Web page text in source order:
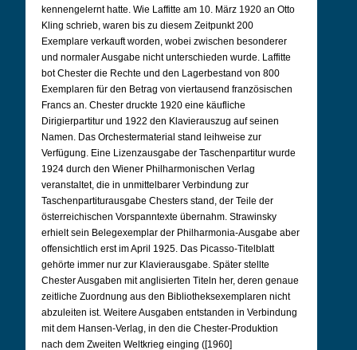
kennengelernt hatte. Wie Laffitte am 10. März 1920 an Otto
Kling schrieb, waren bis zu diesem Zeitpunkt 200
Exemplare verkauft worden, wobei zwischen besonderer
und normaler Ausgabe nicht unterschieden wurde. Laffitte
bot Chester die Rechte und den Lagerbestand von 800
Exemplaren für den Betrag von viertausend französischen
Francs an. Chester druckte 1920 eine käufliche
Dirigierpartitur und 1922 den Klavierauszug auf seinen
Namen. Das Orchestermaterial stand leihweise zur
Verfügung. Eine Lizenzausgabe der Taschenpartitur wurde
1924 durch den Wiener Philharmonischen Verlag
veranstaltet, die in unmittelbarer Verbindung zur
Taschenpartiturausgabe Chesters stand, der Teile der
österreichischen Vorspanntexte übernahm. Strawinsky
erhielt sein Belegexemplar der Philharmonia-Ausgabe aber
offensichtlich erst im April 1925. Das Picasso-Titelblatt
gehörte immer nur zur Klavierausgabe. Später stellte
Chester Ausgaben mit anglisierten Titeln her, deren genaue
zeitliche Zuordnung aus den Bibliotheksexemplaren nicht
abzuleiten ist. Weitere Ausgaben entstanden in Verbindung
mit dem Hansen-Verlag, in den die Chester-Produktion
nach dem Zweiten Weltkrieg einging ([1960]